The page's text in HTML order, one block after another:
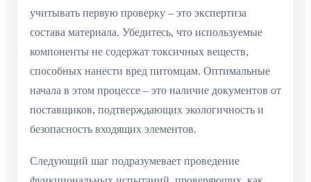
учитывать первую проверку – это экспертиза
состава материала. Убедитесь, что используемые
компоненты не содержат токсичных веществ,
способных нанести вред питомцам. Оптимальные
начала в этом процессе – это наличие документов от
поставщиков, подтверждающих экологичность и
безопасность входящих элементов.
Следующий шаг подразумевает проведение